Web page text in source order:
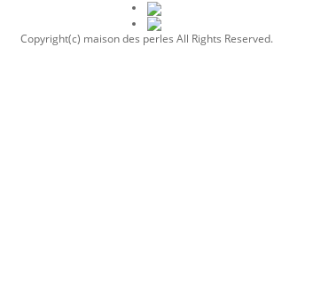
Copyright(c) maison des perles All Rights Reserved.